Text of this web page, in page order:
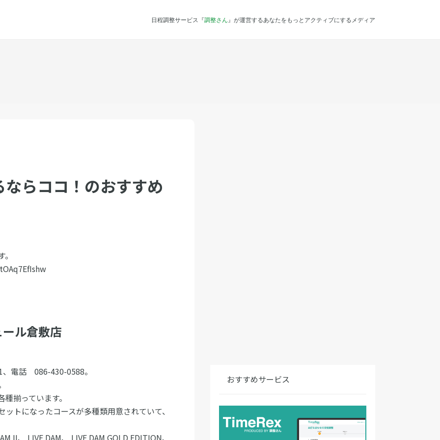
日程調整サービス『調整さん 』が運営するあなたをもっとアクティブにするメディア
らココ！のおすすめ
ル倉敷店
1、電話 086-430-0588。
す。
種揃っています。
トになったコースが多種類用意されていて、
II、 LIVE DAM、 LIVE DAM GOLD EDITION、
おすすめサービス